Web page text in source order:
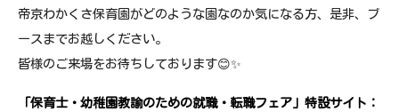
帝京わかくさ保育園がどのような園なのか気になる方、是非、ブ
ースまでお越しください。
皆様のご来場をお待ちしております😊✨
「保育士・幼稚園教諭のための就職・転職フェア」特設サイト：